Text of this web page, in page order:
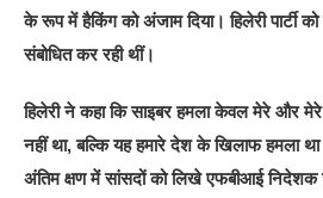
के रूप में हैकिंग को अंजाम दिया। हिलेरी पार्टी
संबोधित कर रही थीं।
हिलेरी ने कहा कि साइबर हमला केवल मेरे और
नहीं था, बल्कि यह हमारे देश के खिलाफ हमला
अंतिम क्षण में सांसदों को लिखे एफबीआई निदेशक